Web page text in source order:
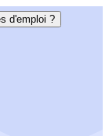
d'emploi ?